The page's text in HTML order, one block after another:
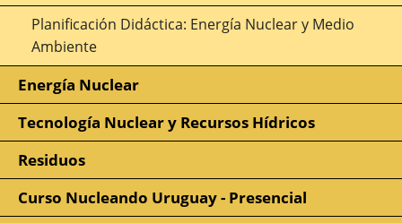
Planificación Didáctica: Energía Nuclear y Medio
Ambiente
Energía Nuclear
Tecnología Nuclear y Recursos Hídricos
Residuos
Curso Nucleando Uruguay - Presencial